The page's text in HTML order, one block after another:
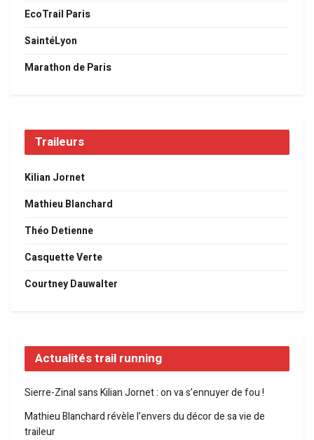
EcoTrail Paris
SaintéLyon
Marathon de Paris
Traileurs
Kilian Jornet
Mathieu Blanchard
Théo Detienne
Casquette Verte
Courtney Dauwalter
Actualités trail running
Sierre-Zinal sans Kilian Jornet : on va s’ennuyer de fou !
Mathieu Blanchard révèle l’envers du décor de sa vie de
traileur